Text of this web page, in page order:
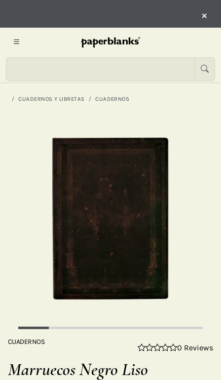
×
CUADERNOS Y LIBRETAS CUADERNOS
CUADERNOS
0 Reviews
Marruecos Negro Liso